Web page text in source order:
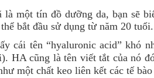
là một tín đồ dưỡng da, bạn sẽ
bắt đầu sử dụng từ năm 20 tuổi.
cái tên “hyaluronic acid” khó
HA cũng là tên viết tắt của nó
một chất keo liên kết các tế